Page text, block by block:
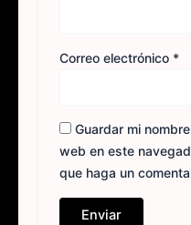
Correo electrónico *
Guardar mi
web en este
que haga un